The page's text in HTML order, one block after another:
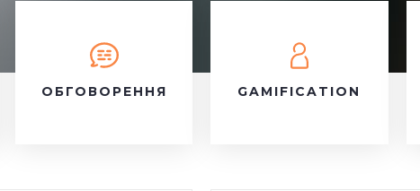
ОБГОВОРЕННЯ GAMIFICATION